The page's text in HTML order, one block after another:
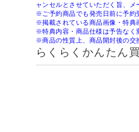
ャンセルとさせていただく旨、
※ご予約商品でも発売日前に予約
※掲載されている商品画像・特典
※特典内容・商品仕様は予告なく
※商品の性質上、商品開封後の交
らくらくかんたん